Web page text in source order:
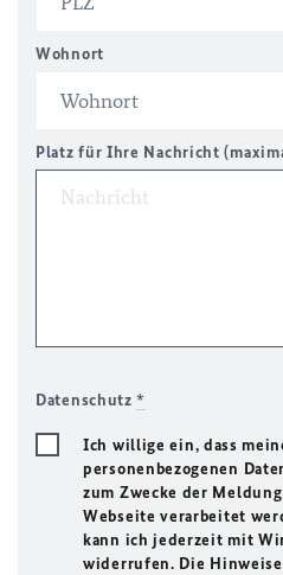
Wohnort
Platz für Ihre Nachricht
Datenschutz*
Ich willige ein, dass
personenbezogenen
zum Zwecke der
Webseite verarbeitet
kann ich jederzeit mit
widerrufen. Die